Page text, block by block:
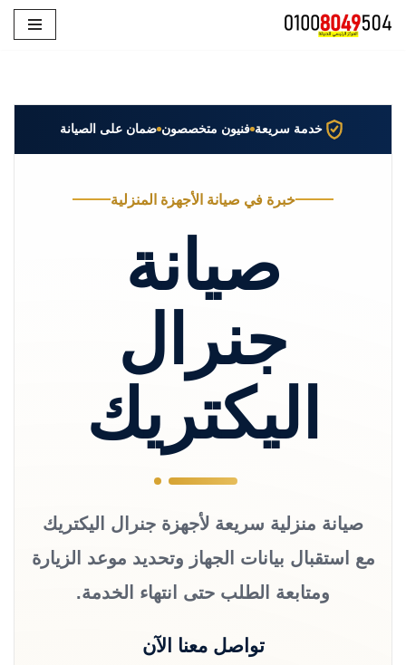
خدمة سريعة فنيون متخصصون ضمان على الصيانة
خبرة في صيانة الأجهزة المنزلية
صيانة
جنرال
اليكتريك
صيانة منزلية سريعة لأجهزة جنرال اليكتريك
مع استقبال بيانات الجهاز وتحديد موعد الزيارة
ومتابعة الطلب حتى انتهاء الخدمة.
تواصل معنا الآن